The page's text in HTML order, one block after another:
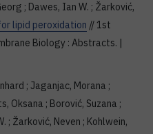
; Dawes, Ian W. ; Žarković,
lipid peroxidation // 1st
Biology : Abstracts. |
; Jaganjac, Morana ;
Oksana ; Borović, Suzana ;
; Žarković, Neven ; Kohlwein,